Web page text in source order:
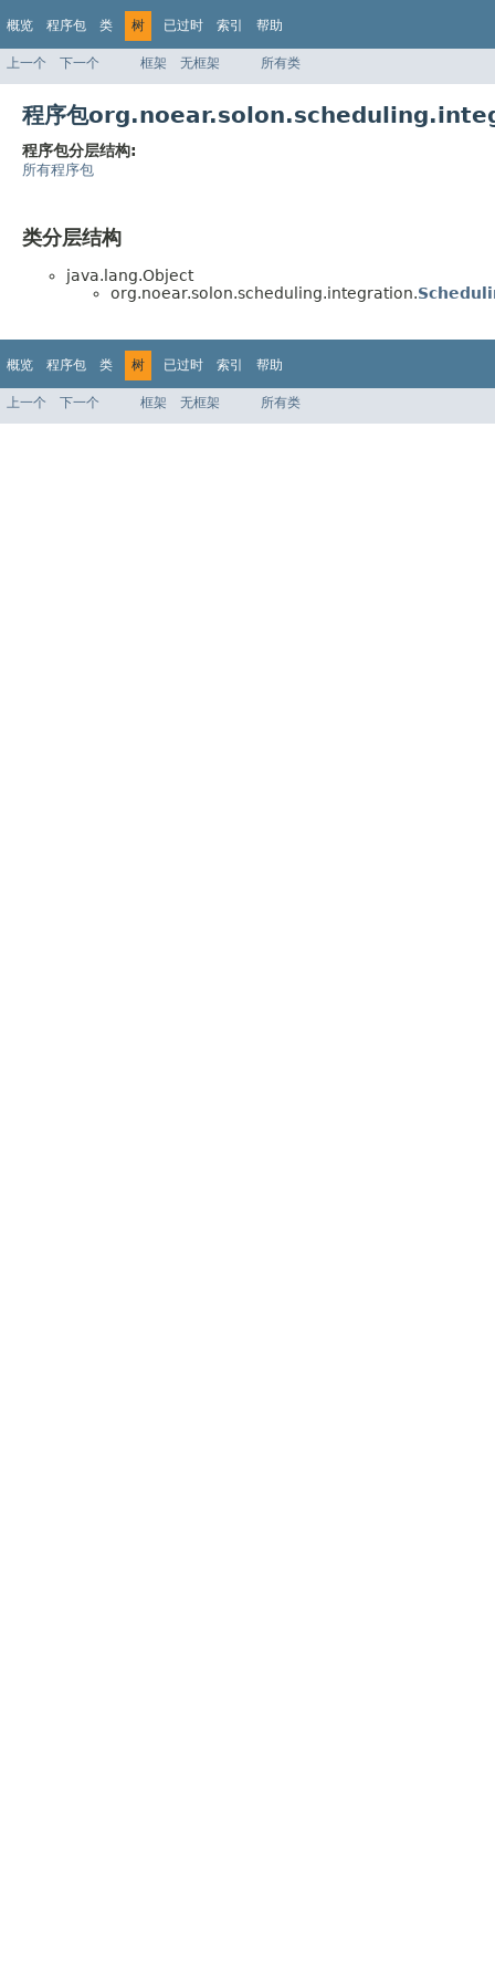
概览 程序包 类 树 已过时 索引 帮助
上一个 下一个 框架 无框架 所有类
程序包
程序包分层结构:
所有程序包
类分层结构
java.lang.Object
org.noear.solon.scheduling.integration.
概览 程序包 类 树 已过时 索引 帮助
上一个 下一个 框架 无框架 所有类